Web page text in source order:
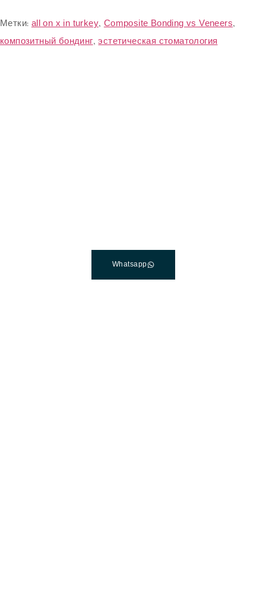
Метки:all on x in turkey,Composite Bonding vs Veneers,
композитный бондинг,эстетическая стоматология
Whatsapp